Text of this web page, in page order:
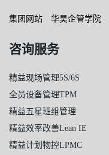
集团网站 华昊企管学院
咨询服务
精益现场管理5S/6S
全员设备管理TPM
精益五星班组管理
精益效率改善Lean IE
精益计划物控LPMC